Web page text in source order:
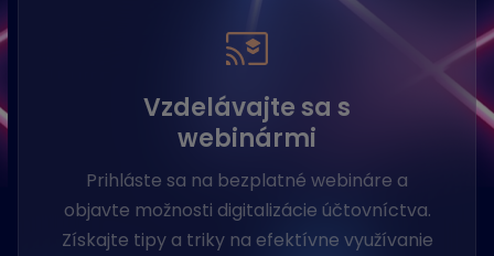
Vzdelávajte sa s
webinármi
Prihláste sa na bezplatné webináre a
objavte možnosti digitalizácie účtovníctva.
Získajte tipy a triky na efektívne využívanie